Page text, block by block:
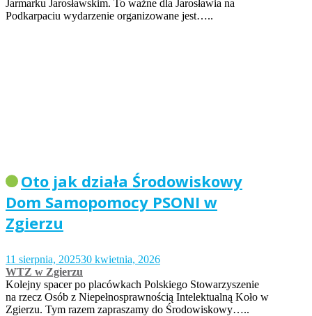
Jarmarku Jarosławskim. To ważne dla Jarosławia na
Podkarpaciu wydarzenie organizowane jest…..
Oto jak działa Środowiskowy
Dom Samopomocy PSONI w
Zgierzu
11 sierpnia, 202530 kwietnia, 2026
WTZ w Zgierzu
Kolejny spacer po placówkach Polskiego Stowarzyszenie
na rzecz Osób z Niepełnosprawnością Intelektualną Koło w
Zgierzu. Tym razem zapraszamy do Środowiskowy…..